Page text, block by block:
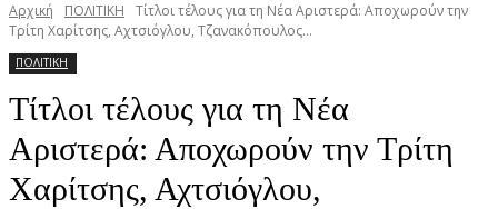
Αρχική ΠΟΛΙΤΙΚΗ
Τίτλοι τέλους για τη Νέα Αριστερά: Αποχωρούν την
Τρίτη Χαρίτσης, Αχτσιόγλου, Τζανακόπουλος...
ΠΟΛΙΤΙΚΗ
Τίτλοι τέλους για τη Νέα
Αριστερά: Αποχωρούν την Τρίτη
Χαρίτσης, Αχτσιόγλου,